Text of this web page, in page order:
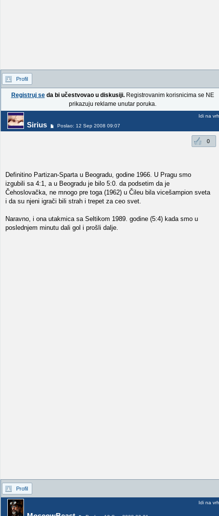
Profil
Registruj seda bi učestvovao u diskusiji.Registrovanim korisnicima se NE
prikazuju reklame unutar poruka.
Sirius Poslao: 12 Sep 2008 09:07
Idi na vrh
0
Definitino Partizan-Sparta u Beogradu, godine 1966. U Pragu smo
izgubili sa 4:1, a u Beogradu je bilo 5:0. da podsetim da je
Čehoslovačka, ne mnogo pre toga (1962) u Čileu bila vicešampion sveta
i da su njeni igrači bili strah i trepet za ceo svet.
Naravno, i ona utakmica sa Seltikom 1989. godine (5:4) kada smo u
poslednjem minutu dali gol i prošli dalje.
Profil
Idi na vrh